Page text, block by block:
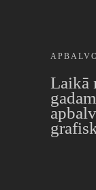
Laikā